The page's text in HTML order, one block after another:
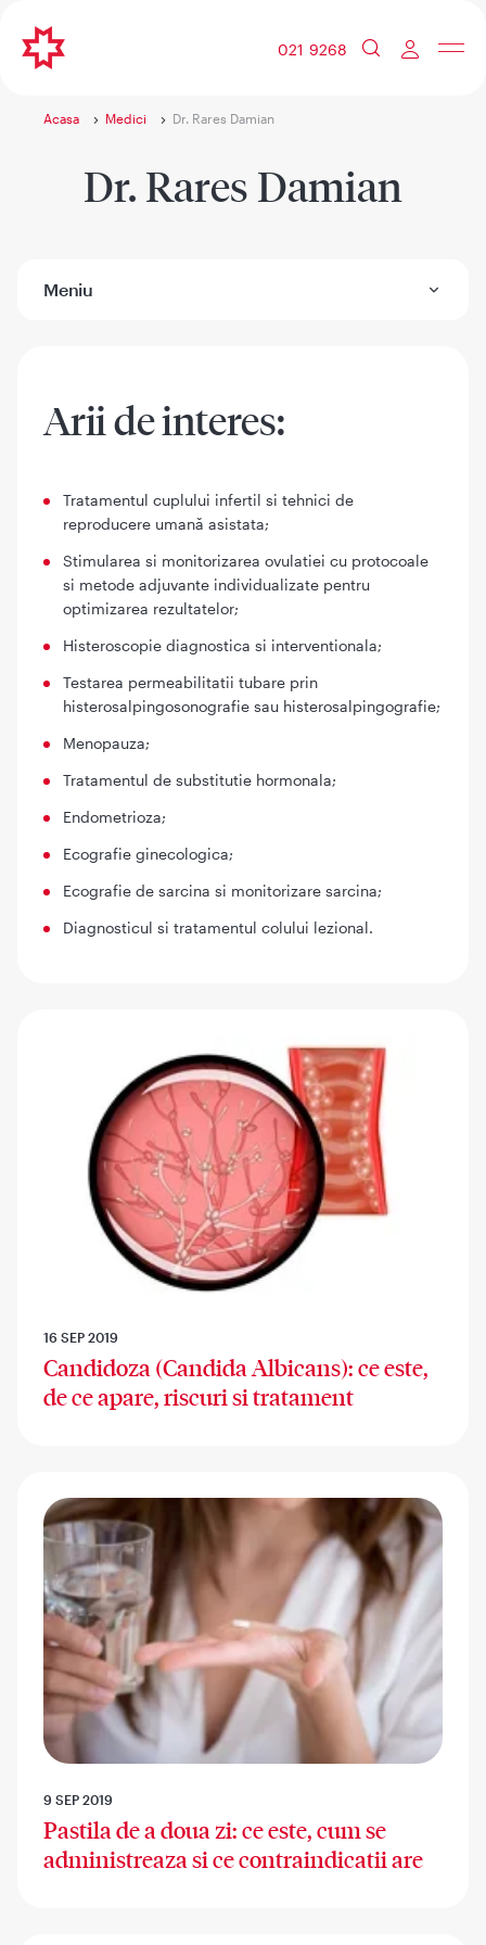
021 9268
Acasa Medici Dr. Rares Damian
Dr. Rares Damian
Meniu
Arii de interes:
Tratamentul cuplului infertil si tehnici de
reproducere umană asistata;
Stimularea si monitorizarea ovulatiei cu protocoale
si metode adjuvante individualizate pentru
optimizarea rezultatelor;
Histeroscopie diagnostica si interventionala;
Testarea permeabilitatii tubare prin
histerosalpingosonografie sau histerosalpingografie;
Menopauza;
Tratamentul de substitutie hormonala;
Endometrioza;
Ecografie ginecologica;
Ecografie de sarcina si monitorizare sarcina;
Diagnosticul si tratamentul colului lezional.
16 SEP 2019
Candidoza (Candida Albicans): ce este,
de ce apare, riscuri si tratament
9 SEP 2019
Pastila de a doua zi: ce este, cum se
administreaza si ce contraindicatii are